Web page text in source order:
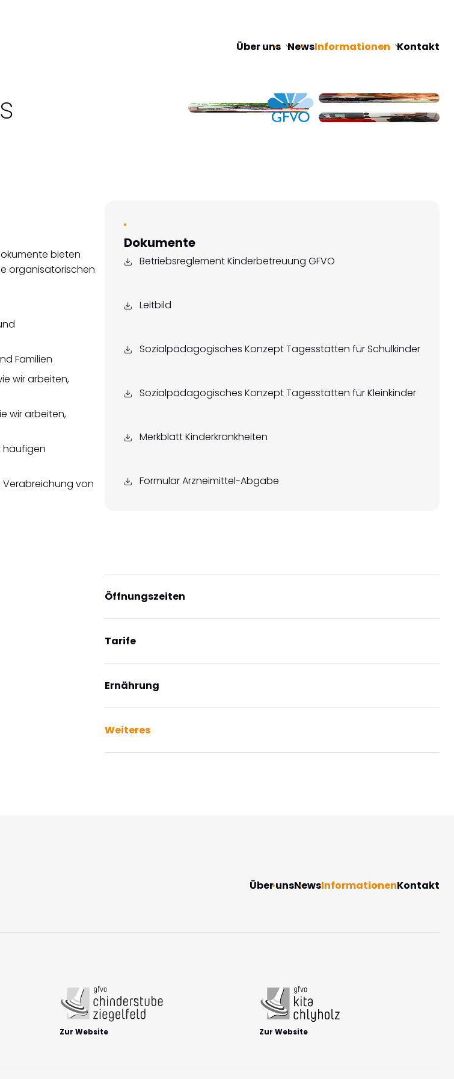
Navigation
Über uns NewsInformationen Kontakt
bieten
organisatorischen
Familien
wir arbeiten,
wir arbeiten,
häufigen
von
Dokumente
Betriebsreglement Kinderbetreuung GFVO
Leitbild
Sozialpädagogisches Konzept Tagesstätten für Schulkinder
Sozialpädagogisches Konzept Tagesstätten für Kleinkinder
Merkblatt Kinderkrankheiten
Formular Arzneimittel-Abgabe
überspringen
Öffnungszeiten
Tarife
Ernährung
Weiteres
Navigation
Über unsNewsInformationenKontakt
Zur Website Zur Website